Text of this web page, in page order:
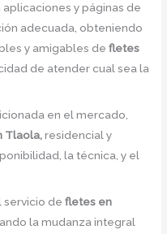
y páginas de
adecuada, obteniendo
y amigables defletes
de atender cual sea la
en el mercado,
Tlaola,residencial y
la técnica, y el
servicio defletes en
la mudanza integral